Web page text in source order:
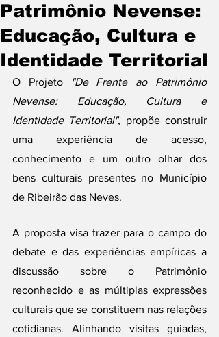
Patrimônio Nevense:
Educação, Cultura e
Identidade Territorial
O Projeto
"De Frente ao Patrimônio
Nevense: Educação, Cultura e
Identidade Territorial", propõe construir
uma experiência de acesso,
conhecimento e um outro olhar dos
bens culturais presentes no Município
de Ribeirão das Neves.
A proposta visa trazer para o campo do
debate e das experiências empíricas a
discussão sobre o Patrimônio
reconhecido e as múltiplas expressões
culturais que se constituem nas relações
cotidianas. Alinhando visitas guiadas,